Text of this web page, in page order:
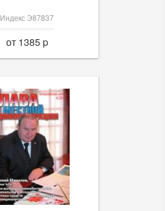
Индекс Э87837
от 1385 p